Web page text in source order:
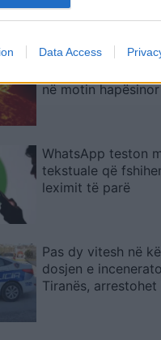
Data Access
Teleskopi më i
në motin
WhatsApp teston
tekstuale që
leximit të parë
Pas dy vitesh në
dosjen e
Tiranës, arrestohet